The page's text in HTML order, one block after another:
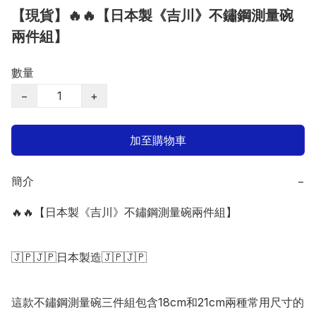
【現貨】🔥🔥【日本製《吉川》不鏽鋼測量碗
兩件組】
數量
−
+
加至購物車
簡介 −
🔥🔥【日本製《吉川》不鏽鋼測量碗兩件組】
🇯🇵🇯🇵日本製造🇯🇵🇯🇵
這款不鏽鋼測量碗三件組包含18cm和21cm兩種常用尺寸的